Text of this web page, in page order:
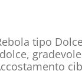
tipo